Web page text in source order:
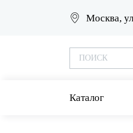
Москва,
Каталог